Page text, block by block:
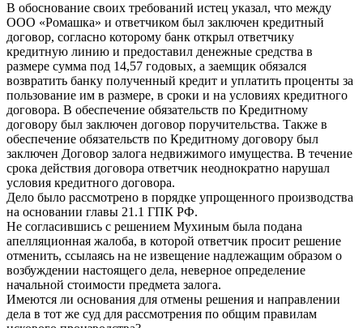
В обоснование своих требований истец указал, что между
ООО «Ромашка» и ответчиком был заключен кредитный
договор, согласно которому банк открыл ответчику
кредитную линию и предоставил денежные средства в
размере сумма под 14,57 годовых, а заемщик обязался
возвратить банку полученный кредит и уплатить проценты за
пользование им в размере, в сроки и на условиях кредитного
договора. В обеспечение обязательств по Кредитному
договору был заключен договор поручительства. Также в
обеспечение обязательств по Кредитному договору был
заключен Договор залога недвижимого имущества. В течение
срока действия договора ответчик неоднократно нарушал
условия кредитного договора.
Дело было рассмотрено в порядке упрощенного производства
на основании главы 21.1 ГПК РФ.
Не согласившись с решением Мухиным была подана
апелляционная жалоба, в которой ответчик просит решение
отменить, ссылаясь на не извещение надлежащим образом о
возбуждении настоящего дела, неверное определение
начальной стоимости предмета залога.
Имеются ли основания для отмены решения и направлении
дела в тот же суд для рассмотрения по общим правилам